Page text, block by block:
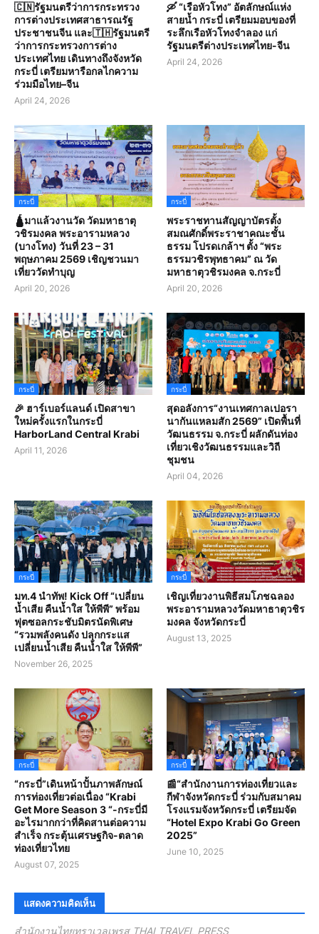
🇨🇳รัฐมนตรีว่าการกระทรวง
การต่างประเทศสาธารณรัฐ
ประชาชนจีน และ🇹🇭รัฐมนตรี
ว่าการกระทรวงการต่าง
ประเทศไทย เดินทางถึงจังหวัด
กระบี่ เตรียมหารือกลไกความ
ร่วมมือไทย–จีน
April 24, 2026
🛶 “เรือหัวโทง” อัตลักษณ์แห่ง
สายน้ำ กระบี่ เตรียมมอบของที่
ระลึกเรือหัวโทงจำลอง แก่
รัฐมนตรีต่างประเทศไทย-จีน
April 24, 2026
กระบี่
🛕มาแล้วงานวัด วัดมหาธาตุ
วชิรมงคล พระอารามหลวง
(บางโทง) วันที่ 23 – 31
พฤษภาคม 2569 เชิญชวนมา
เที่ยววัดทำบุญ
April 20, 2026
กระบี่
พระราชทานสัญญาบัตรตั้ง
สมณศักดิ์พระราชาคณะชั้น
ธรรม โปรดเกล้าฯ ตั้ง “พระ
ธรรมวชิรพุทธาคม” ณ วัด
มหาธาตุวชิรมงคล จ.กระบี่
April 20, 2026
กระบี่
🎉 ฮาร์เบอร์แลนด์ เปิดสาขา
ใหม่ครั้งแรกในกระบี่
HarborLand Central Krabi
April 11, 2026
กระบี่
สุดอลังการ“งานเทศกาลเปอรา
นากันแหลมสัก 2569” เปิดพื้นที่
วัฒนธรรม จ.กระบี่ ผลักดันท่อง
เที่ยวเชิงวัฒนธรรมและวิถี
ชุมชน
April 04, 2026
กระบี่
มท.4 นำทัพ! Kick Off “เปลี่ยน
น้ำเสีย คืนน้ำใส ให้พีพี” พร้อม
ฟุตซอลกระชับมิตรนัดพิเศษ
“รวมพลังคนดัง ปลุกกระแส
เปลี่ยนน้ำเสีย คืนน้ำใส ให้พีพี”
November 26, 2025
กระบี่
เชิญเที่ยวงานพิธีสมโภชฉลอง
พระอารามหลวงวัดมหาธาตุวชิร
มงคล จังหวัดกระบี่
August 13, 2025
กระบี่
“กระบี่”เดินหน้าปั้นภาพลักษณ์
การท่องเที่ยวต่อเนื่อง “Krabi
Get More Season 3 “-กระบี่มี
อะไรมากกว่าที่คิดสานต่อความ
สำเร็จ กระตุ้นเศรษฐกิจ-ตลาด
ท่องเที่ยวไทย
August 07, 2025
กระบี่
📰“สํานักงานการท่องเที่ยวและ
กีฬาจังหวัดกระบี่ ร่วมกับสมาคม
โรงแรมจังหวัดกระบี่ เตรียมจัด
“Hotel Expo Krabi Go Green
2025”
June 10, 2025
แสดงความคิดเห็น
สำนักงานไทยทราเวลเพรส THAI TRAVEL PRESS